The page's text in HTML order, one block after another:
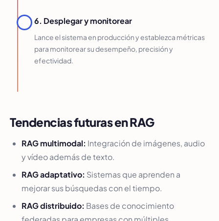
6. Desplegar y monitorear
Lance el sistema en producción y establezca métricas
para monitorear su desempeño, precisión y
efectividad.
Tendencias futuras en RAG
RAG multimodal: Integración de imágenes, audio
y vídeo además de texto.
RAG adaptativo: Sistemas que aprenden a
mejorar sus búsquedas con el tiempo.
RAG distribuido: Bases de conocimiento